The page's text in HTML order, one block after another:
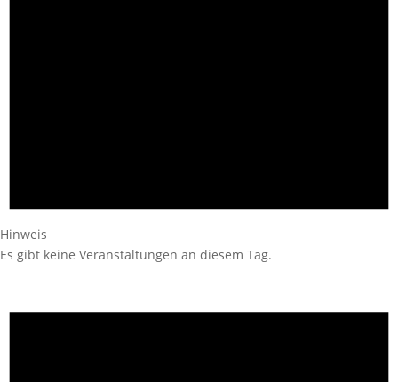
Hinweis
Es gibt keine Veranstaltungen an diesem Tag.